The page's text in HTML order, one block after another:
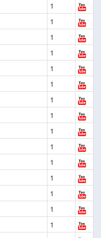
1
1
1
1
1
1
1
1
1
1
1
1
1
1
1